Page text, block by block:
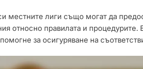
местните лиги също могат да
относно правилата и
за осигуряване на